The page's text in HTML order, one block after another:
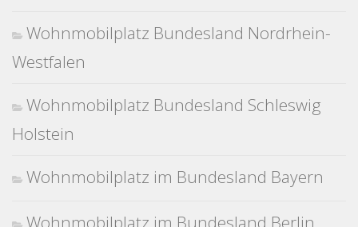
Wohnmobilplatz Bundesland Nordrhein-
Westfalen
Wohnmobilplatz Bundesland Schleswig
Holstein
Wohnmobilplatz im Bundesland Bayern
Wohnmobilplatz im Bundesland Berlin